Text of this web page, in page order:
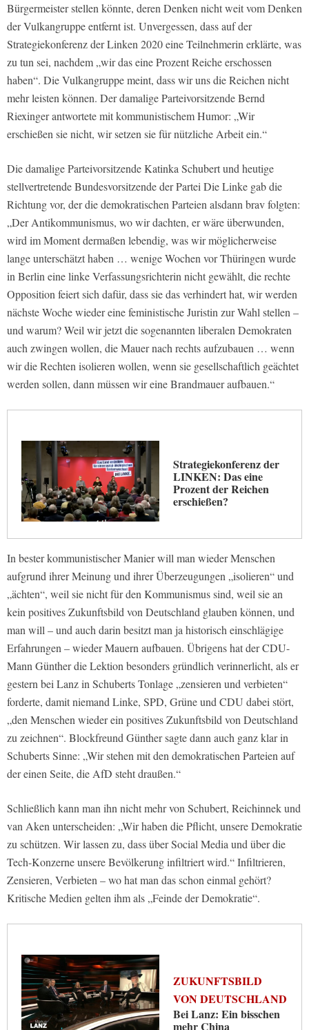
Bürgermeister stellen könnte, deren Denken nicht weit vom Denken
der Vulkangruppe entfernt ist. Unvergessen, dass auf der
Strategiekonferenz der Linken 2020 eine Teilnehmerin erklärte, was
zu tun sei, nachdem „wir das eine Prozent Reiche erschossen
haben“. Die Vulkangruppe meint, dass wir uns die Reichen nicht
mehr leisten können. Der damalige Parteivorsitzende Bernd
Riexinger antwortete mit kommunistischem Humor: „Wir
erschießen sie nicht, wir setzen sie für nützliche Arbeit ein.“
Die damalige Parteivorsitzende Katinka Schubert und heutige
stellvertretende Bundesvorsitzende der Partei Die Linke gab die
Richtung vor, der die demokratischen Parteien alsdann brav folgten:
„Der Antikommunismus, wo wir dachten, er wäre überwunden,
wird im Moment dermaßen lebendig, was wir möglicherweise
lange unterschätzt haben … wenige Wochen vor Thüringen wurde
in Berlin eine linke Verfassungsrichterin nicht gewählt, die rechte
Opposition feiert sich dafür, dass sie das verhindert hat, wir werden
nächste Woche wieder eine feministische Juristin zur Wahl stellen –
und warum? Weil wir jetzt die sogenannten liberalen Demokraten
auch zwingen wollen, die Mauer nach rechts aufzubauen … wenn
wir die Rechten isolieren wollen, wenn sie gesellschaftlich geächtet
werden sollen, dann müssen wir eine Brandmauer aufbauen.“
Strategiekonferenz der
LINKEN: Das eine
Prozent der Reichen
erschießen?
In bester kommunistischer Manier will man wieder Menschen
aufgrund ihrer Meinung und ihrer Überzeugungen „isolieren“ und
„ächten“, weil sie nicht für den Kommunismus sind, weil sie an
kein positives Zukunftsbild von Deutschland glauben können, und
man will – und auch darin besitzt man ja historisch einschlägige
Erfahrungen – wieder Mauern aufbauen. Übrigens hat der CDU-
Mann Günther die Lektion besonders gründlich verinnerlicht, als er
gestern bei Lanz in Schuberts Tonlage „zensieren und verbieten“
forderte, damit niemand Linke, SPD, Grüne und CDU dabei stört,
„den Menschen wieder ein positives Zukunftsbild von Deutschland
zu zeichnen“. Blockfreund Günther sagte dann auch ganz klar in
Schuberts Sinne: „Wir stehen mit den demokratischen Parteien auf
der einen Seite, die AfD steht draußen.“
Schließlich kann man ihn nicht mehr von Schubert, Reichinnek und
van Aken unterscheiden: „Wir haben die Pflicht, unsere Demokratie
zu schützen. Wir lassen zu, dass über Social Media und über die
Tech-Konzerne unsere Bevölkerung infiltriert wird.“ Infiltrieren,
Zensieren, Verbieten – wo hat man das schon einmal gehört?
Kritische Medien gelten ihm als „Feinde der Demokratie“.
ZUKUNFTSBILD
VON DEUTSCHLAND
Bei Lanz: Ein bisschen
mehr China